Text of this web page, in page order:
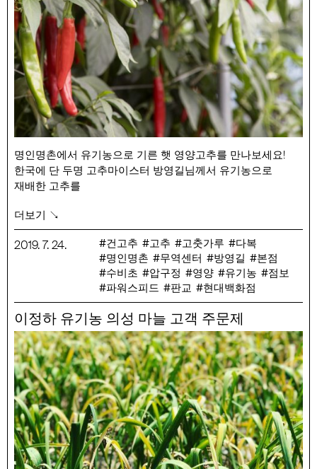
명인명촌에서 유기농으로 기른 햇 영양고추를 만나보세요!
한국에 단 두명 고추마이스터 방영길님께서 유기농으로
재배한 고추를
건고추입니다.
(꼭지를 딴뒤 세척하였기 때문에 별도로 손질할 필요가
없습니다.)
예약 주문 기간 : 7/24 (수) ~ 8/18 (일)
예약 발송일 : 9/19 (목)~10/31(목) (매주 목요일 발송 / 총 7회)
판매 가격 : 유기농 건고추 1kg – 75,000원 (택배비 포함, 산지
직접 택배 발송)
햇고춧가루 500g – 49,500원 (9/20부터 매장 수령)
블렌딩된 건고추 4종
– 다복 : 토종고추로 특유의 맵고 달콤한 맛과 고운 빛깔을
가지고 있음.
– 수비초 : 토종고추로 가장 좋은 식감과 매운맛을 가지고
있음.
– 점보 : 크기가 매우 크며 순한 맛을 가지고 있음.
– 파워스피드 : 크기가 크며 매운맛을 냄.
더보기 ↘
2019.7.24. 건고추 고추 고춧가루
다복
명인명촌
무역센터 방영길
본점
수비초
압구정 영양 유기농
점보
파워스피드
판교 현대백화점
이정하 유기농 의성 마늘 고객 주문제